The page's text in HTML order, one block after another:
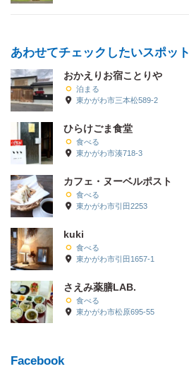
あわせてチェックしたいスポット
おかえりお宿ことりや
泊まる
東かがわ市三本松589-2
ひらけごま食堂
食べる
東かがわ市湊718-3
カフェ・ヌーベルポスト
食べる
東かがわ市引田2253
kuki
食べる
東かがわ市引田1657-1
さえみ薬膳LAB.
食べる
東かがわ市松原695-55
Facebook